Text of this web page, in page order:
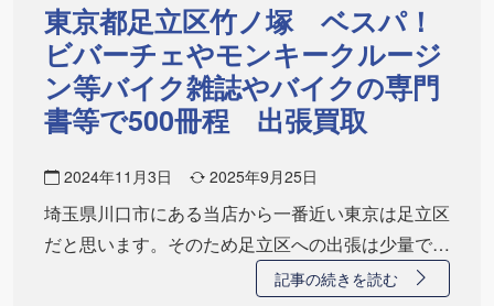
東京都足立区竹ノ塚 ベスパ！
ビバーチェやモンキークルージ
ン等バイク雑誌やバイクの専門
書等で500冊程 出張買取
2024年11月3日 2025年9月25日
埼玉県川口市にある当店から一番近い東京は足立区
だと思います。そのため足立区への出張は少量でも
記事の続きを読む